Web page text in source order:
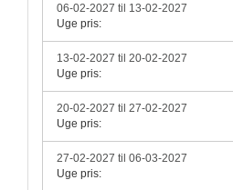
06-02-2027 til 13-02-2027
Uge pris:
13-02-2027 til 20-02-2027
Uge pris:
20-02-2027 til 27-02-2027
Uge pris:
27-02-2027 til 06-03-2027
Uge pris: